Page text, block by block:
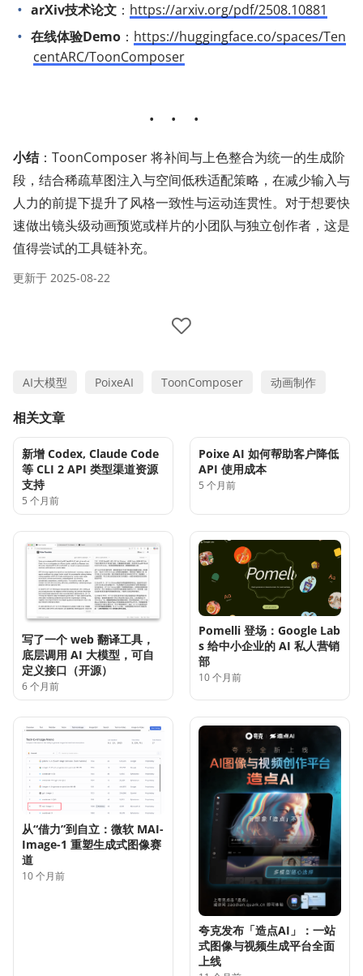
arXiv技术论文： https://arxiv.org/pdf/2508.10881
在线体验Demo： https://huggingface.co/spaces/Ten
centARC/ToonComposer
小结：ToonComposer 将补间与上色整合为统一的生成阶
段，结合稀疏草图注入与空间低秩适配策略，在减少输入与
人力的前提下提升了风格一致性与运动连贯性。对于想要快
速做出镜头级动画预览或样片的小团队与独立创作者，这是
值得尝试的工具链补充。
更新于 2025-08-22
AI大模型 PoixeAI ToonComposer 动画制作
相关文章
新增 Codex, Claude Code
等 CLI 2 API 类型渠道资源
支持
5 个月前
Poixe AI 如何帮助客户降低
API 使用成本
5 个月前
写了一个 web 翻译工具，
底层调用 AI 大模型，可自
定义接口（开源）
6 个月前
Pomelli 登场：Google Lab
s 给中小企业的 AI 私人营销
部
10 个月前
从“借力”到自立：微软 MAI-
Image-1 重塑生成式图像赛
道
10 个月前
夸克发布「造点AI」：一站
式图像与视频生成平台全面
上线